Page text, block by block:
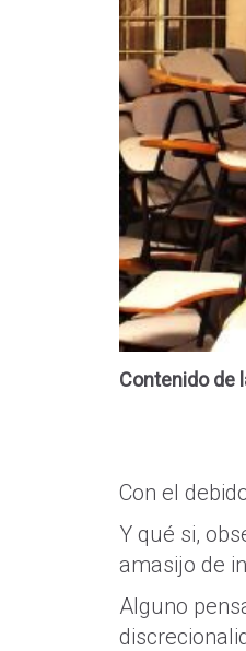
Contenido de
Con el
Y qué si,
amasijo de
Alguno